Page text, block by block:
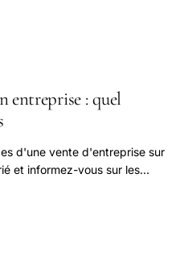
entreprise : quel
d'une vente d'entreprise sur
et informez-vous sur les